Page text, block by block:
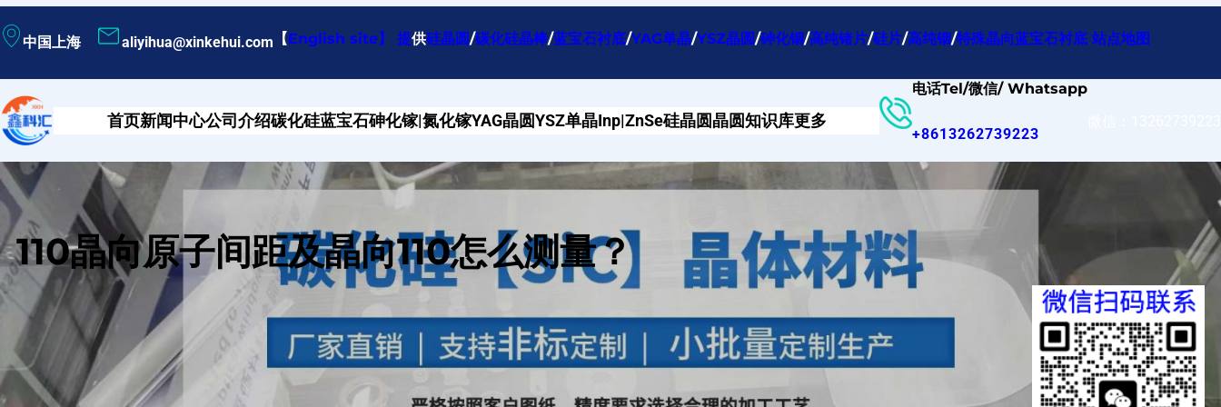
至
容
中国上海 aliyihua@xinkehui.com 【English site】 提供硅晶圆/碳化硅晶棒/蓝宝石衬底/YAG单晶/YSZ晶圆/砷化铟/高纯锗片/硅片/高纯铟/特殊晶向蓝宝石衬底 站点地图
首页新闻中心公司介绍碳化硅蓝宝石砷化镓|氮化镓YAG晶圆YSZ单晶Inp|ZnSe硅晶圆晶圆知识库更多
电话Tel/微信/ Whatsapp
+8613262739223
110晶向原子间距及晶向110怎么测量？